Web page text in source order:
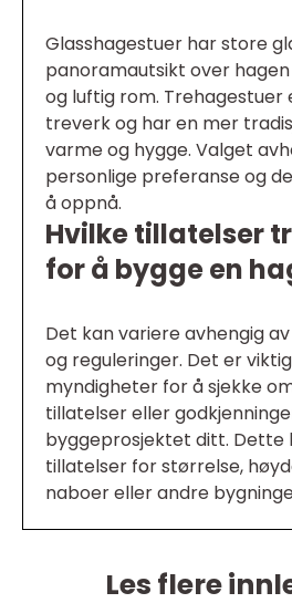
Glasshagestuer har store
panoramautsikt over
og luftig rom. Trehagestuer
treverk og har en mer
varme og hygge. Valget
personlige preferanse og
å oppnå.
Hvilke tillatelser
for å bygge en
Det kan variere avhengig
og reguleringer. Det er
myndigheter for å sjekke
tillatelser eller
byggeprosjektet ditt. Dette
tillatelser for størrelse,
naboer eller andre
Les flere